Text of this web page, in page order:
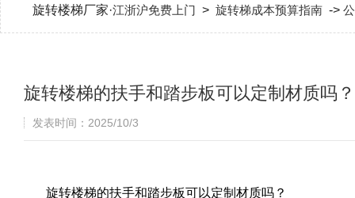
旋转楼梯厂家·江浙沪免费上门 > 旋转梯成本预算指南 ->
旋转楼梯的扶手和踏步板可以定制材质吗？
发表时间：2025/10/3
旋转楼梯的扶手和踏步板可以定制材质吗？